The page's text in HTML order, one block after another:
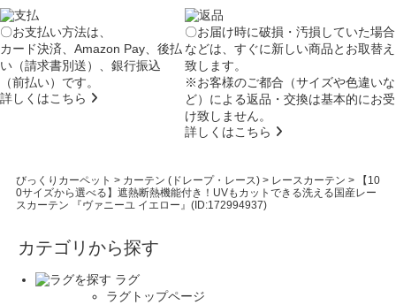
〇お支払い方法は、
カード決済、Amazon Pay、後払
い（請求書別送）、銀行振込
（前払い）です。
詳しくはこちら
〇お届け時に破損・汚損していた場合
などは、すぐに新しい商品とお取替え
致します。
※お客様のご都合（サイズや色違いな
ど）による返品・交換は基本的にお受
け致しません。
詳しくはこちら
びっくりカーペット > カーテン (ドレープ・レース)> レースカーテン >
【10
0サイズから選べる】遮熱断熱機能付き！UVもカットできる洗える国産レー
スカーテン 『ヴァニーユ イエロー』(ID:172994937)
カテゴリから探す
ラグ
ラグトップページ